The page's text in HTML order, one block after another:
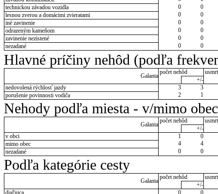
technickou závadou vozidla
0
0
lesnou zverou a domácimi zvieratami
0
0
iné zavinenie
0
0
odrazeným kameňom
0
0
zavinenie nezistené
0
0
nezadané
0 0
Hlavné príčiny nehôd (podľa
Galanta
počet nehôd
+/-
nedovolená rýchlosť jazdy
3
3
porušenie povinnosti vodiča
2 1
Nehody podľa miesta - v/mimo obec
Galanta
počet nehôd
+/-
v obci
1
0
mimo obec
4
4
nezadané
0 0
Podľa kategórie cesty
Galanta
počet nehôd
+/-
diaľnica
0
0